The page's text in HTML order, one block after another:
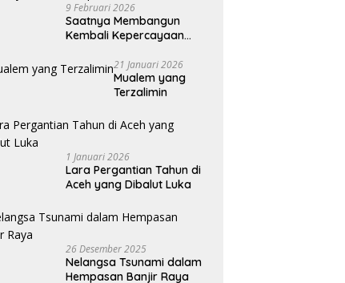
9 Februari 2026
Saatnya Membangun
Kembali Kepercayaan
21 Januari 2026
Mualem yang
Terzalimin
1 Januari 2026
Lara Pergantian Tahun di
Aceh yang Dibalut Luka
26 Desember 2025
Nelangsa Tsunami dalam
Hempasan Banjir Raya